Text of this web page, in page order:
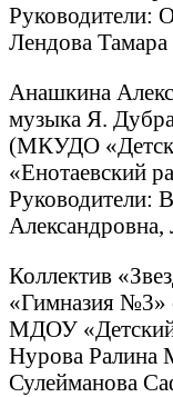
Руководители:
Лендова
Анашкина
музыка Я.
(МКУДО
«Енотаевский
Руководители:
Коллектив
«Гимназия №3»
МДОУ «Детский
Нурова Ралина
Сулейманова